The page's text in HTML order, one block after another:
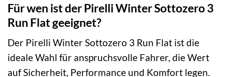
Für wen ist der Pirelli Winter Sottozero 3
Run Flat geeignet?
Der Pirelli Winter Sottozero 3 Run Flat ist die
ideale Wahl für anspruchsvolle Fahrer, die Wert
auf Sicherheit, Performance und Komfort legen.